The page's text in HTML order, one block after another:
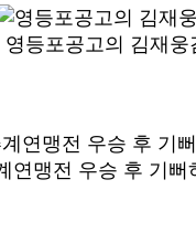
영등포공고의 김재
연맹전 우승 후 기